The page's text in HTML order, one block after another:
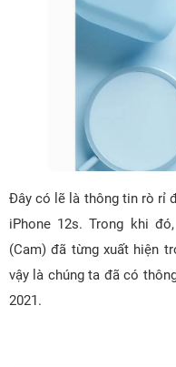
Đây có lẽ là thông tin rò rỉ
iPhone 12s. Trong khi
(Cam) đã từng xuất hiện
vậy là chúng ta đã có
2021.